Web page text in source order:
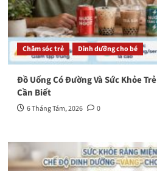
Chăm sóc trẻ Dinh dưỡng cho bé
Đồ Uống Có Đường Và Sức Khỏe
Cần Biết
6 Tháng Tám, 2026 0